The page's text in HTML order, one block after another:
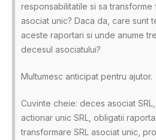
responsabilitatile si sa transforme
asociat unic? Daca da, care sunt
aceste raportari si unde anume
decesul asociatului?
Multumesc anticipat pentru ajutor.
Cuvinte cheie: deces asociat
actionar unic SRL, obligatii
transformare SRL asociat unic,